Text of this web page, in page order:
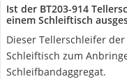
Ist der BT203-914
einem Schleiftisch
Dieser Tellerschleifer
Schleiftisch zum
Schleifbandaggregat.